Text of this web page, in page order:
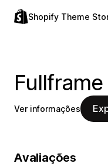
Shopify Theme
Fullframe
Ver informações
Avaliações